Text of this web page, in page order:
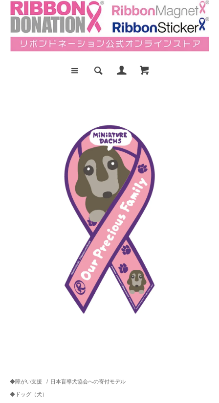
◆障がい支援 / 日本盲導犬協会への寄付モデル
◆ドッグ（犬）